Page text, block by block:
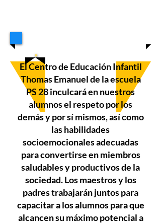
El Centro de Educación Infantil
Thomas Emanuel de la escuela
PS 28 inculcará en nuestros
alumnos el respeto por los
demás y por sí mismos, así como
las habilidades
socioemocionales adecuadas
para convertirse en miembros
saludables y productivos de la
sociedad. Los maestros y los
padres trabajarán juntos para
capacitar a los alumnos para que
alcancen su máximo potencial a